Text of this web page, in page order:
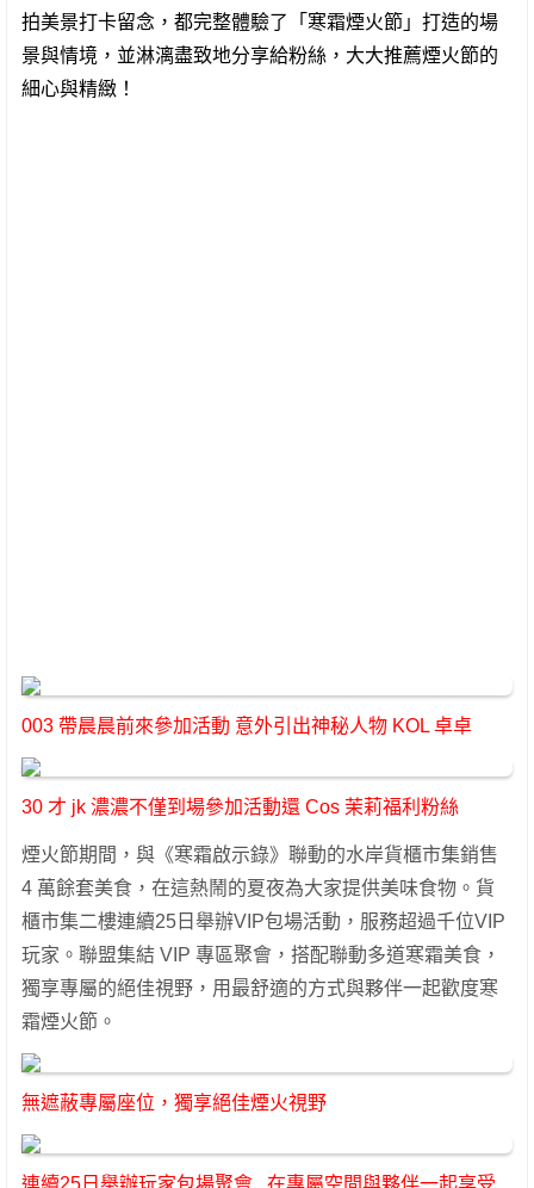
拍美景打卡留念，都完整體驗了「寒霜煙火節」打造的場
景與情境，並淋漓盡致地分享給粉絲，大大推薦煙火節的
細心與精緻！
003 帶晨晨前來參加活動 意外引出神秘人物 KOL 卓卓
30 才 jk 濃濃不僅到場參加活動還 Cos 茉莉福利粉絲
煙火節期間，與《寒霜啟示錄》聯動的水岸貨櫃市集銷售
4 萬餘套美食，在這熱鬧的夏夜為大家提供美味食物。貨
櫃市集二樓連續25日舉辦VIP包場活動，服務超過千位VIP
玩家。聯盟集結 VIP 專區聚會，搭配聯動多道寒霜美食，
獨享專屬的絕佳視野，用最舒適的方式與夥伴一起歡度寒
霜煙火節。
無遮蔽專屬座位，獨享絕佳煙火視野
連續25日舉辦玩家包場聚會 , 在專屬空間與夥伴一起享受